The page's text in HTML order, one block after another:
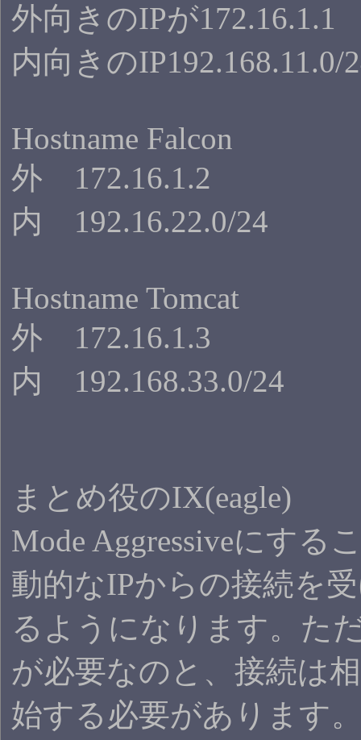
外向きのIPが172.16.1.1
内向きのIP192.168.11.0/
Hostname Falcon
外 172.16.1.2
内 192.16.22.0/24
Hostname Tomcat
外 172.16.1.3
内 192.168.33.0/24
まとめ役のIX(eagle)
Mode Aggressiveにする
動的なIPからの接続を
るようになります。た
が必要なのと、接続は
始する必要があります